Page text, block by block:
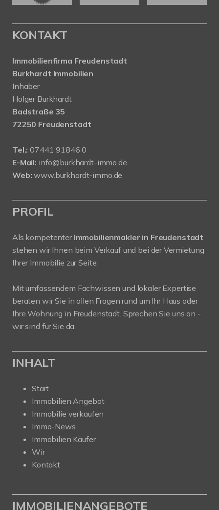
KONTAKT
Immobilienfirma Freudenstadt
Burkhardt Immobilien
Inhaber
Holger Burkhardt
Badstraße 35
72250 Freudenstadt
Tel.: 07441 91846 0
E-Mail: info@burkhardt-immo.de
Web: www.burkhardt-immo.de
PROFIL
Als kompetenter Immobilienmakler in Freudenstadt
stehen wir Ihnen beim Verkauf und bei der Vermietung
Ihrer Immobilie zur Seite.
Mit umfassendem Fachwissen und lokaler Expertise
beraten wir Sie in allen Fragen rund um Ihr Haus oder
Ihre Wohnung in Freudenstadt. Sprechen Sie uns an -
wir sind für Sie da.
INHALT
Start
Immobilien Angebot
Immobilie verkaufen
Immo-News
Immobilien Käufer
Wir
Kontakt
IMMOBILIENANGEBOTE